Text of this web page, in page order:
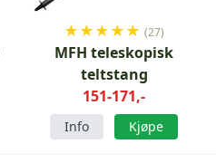
★★★★★ (27)
MFH teleskopisk
teltstang
151-171,-
Info Kjøpe